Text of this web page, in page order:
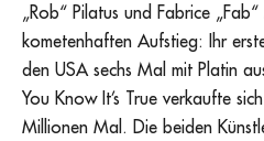
„Rob“ Pilatus und Fabrice
kometenhaften Aufstieg: Ihr
den USA sechs Mal mit Platin
You Know It’s True verkaufte
Millionen Mal. Die beiden